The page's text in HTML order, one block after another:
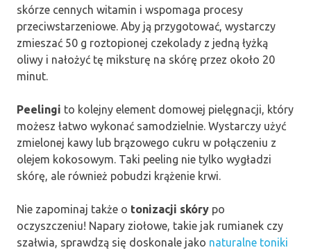
skórze cennych witamin i wspomaga procesy
przeciwstarzeniowe. Aby ją przygotować, wystarczy
zmieszać 50 g roztopionej czekolady z jedną łyżką
oliwy i nałożyć tę miksturę na skórę przez około 20
minut.
Peelingi to kolejny element domowej pielęgnacji, który
możesz łatwo wykonać samodzielnie. Wystarczy użyć
zmielonej kawy lub brązowego cukru w połączeniu z
olejem kokosowym. Taki peeling nie tylko wygładzi
skórę, ale również pobudzi krążenie krwi.
Nie zapominaj także o tonizacji skóry po
oczyszczeniu! Napary ziołowe, takie jak rumianek czy
szałwia, sprawdzą się doskonale jako naturalne toniki